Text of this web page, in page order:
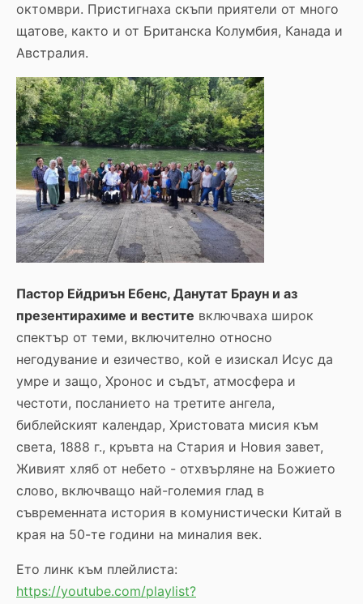
октомври. Пристигнаха скъпи приятели от много
щатове, както и от Британска Колумбия, Канада и
Австралия.
Пастор Ейдриън Ебенс, Данутат Браун и аз
презентирахиме и вестите включваха широк
спектър от теми, включително относно
негодувание и езичество, кой е изискал Исус да
умре и защо, Хронос и съдът, атмосфера и
честоти, посланието на третите ангела,
библейският календар, Христовата мисия към
света, 1888 г., кръвта на Стария и Новия завет,
Живият хляб от небето - отхвърляне на Божието
слово, включващо най-големия глад в
съвременната история в комунистически Китай в
края на 50-те години на миналия век.
Ето линк към плейлиста:
https://youtube.com/playlist?